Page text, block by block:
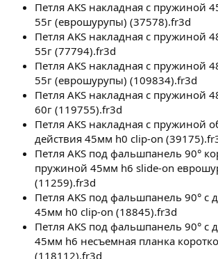
Петля AKS накладная с пружиной
55г (еврошурупы) (37578).fr3d
Петля AKS накладная с пружиной
55г (77794).fr3d
Петля AKS накладная с пружиной
55г (еврошурупы) (109834).fr3d
Петля AKS накладная с пружиной
60г (119755).fr3d
Петля AKS накладная с пружиной
действия 45мм h0 clip-on
Петля AKS под фальшпанель 90°
пружиной 45мм h6 slide-on
(11259).fr3d
Петля AKS под фальшпанель 90° с
45мм h0 clip-on (18845).fr3d
Петля AKS под фальшпанель 90° с
45мм h6 несъемная планка
(118112).fr3d